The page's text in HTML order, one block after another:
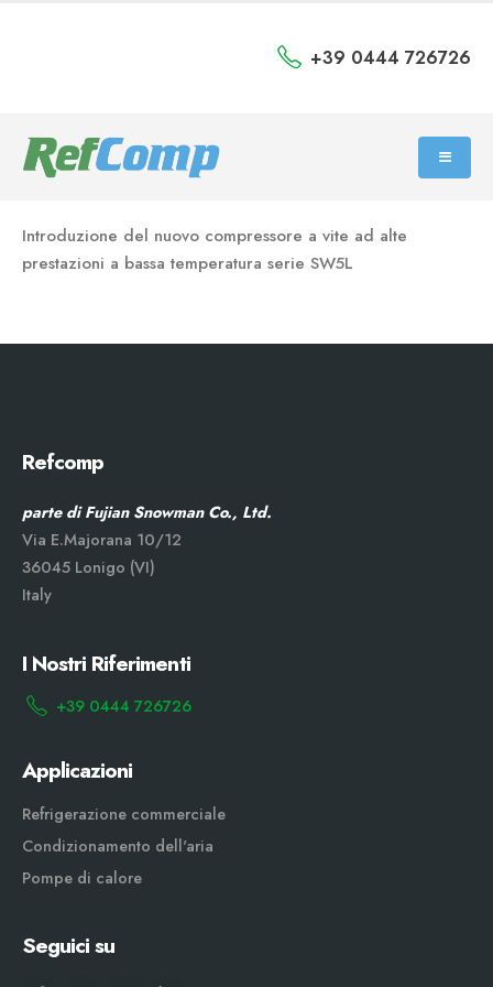
+39 0444 726726
Introduzione del nuovo compressore a vite ad alte
prestazioni a bassa temperatura serie SW5L
Refcomp
parte di Fujian Snowman Co., Ltd.
Via E.Majorana 10/12
36045 Lonigo (VI)
Italy
I Nostri Riferimenti
+39 0444 726726
Applicazioni
Refrigerazione commerciale
Condizionamento dell'aria
Pompe di calore
Seguici su